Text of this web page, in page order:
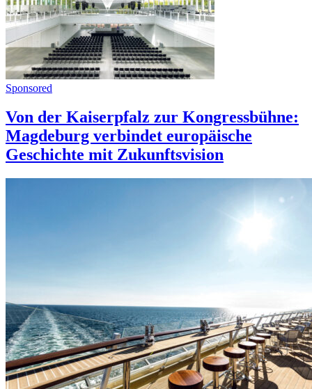
Sponsored
Von der Kaiserpfalz zur Kongressbühne:
Magdeburg verbindet europäische
Geschichte mit Zukunftsvision